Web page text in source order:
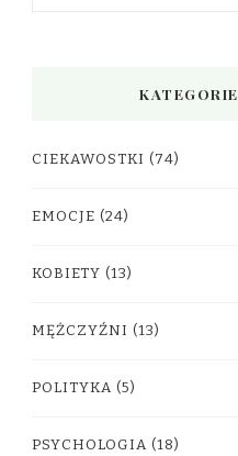
CIEKAWOSTKI (74)
EMOCJE (24)
KOBIETY (13)
MĘŻCZYŹNI (13)
POLITYKA (5)
PSYCHOLOGIA (18)